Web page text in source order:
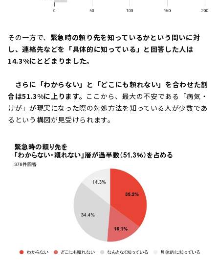
その一方で、 緊急時の頼り先を知っているかという問いに対
し、連絡先などを「具体的に知っている」と回答した人は
14.3%にとどまりました。
さらに「わからない」と「どこにも頼れない」を合わせた割
合は51.3%に上ります。 ここから、最大の不安である「病気・
けが」が現実になった際の対処方法を知っている人が少数であ
るという構図が見受けられます。